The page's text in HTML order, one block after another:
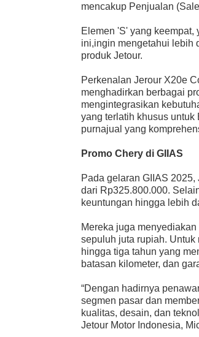
mencakup Penjualan
Elemen 'S' yang
ini,ingin mengetahui lebih
produk Jetour.
Perkenalan Jerour X20e
menghadirkan berbagai
mengintegrasikan
yang terlatih khusus untuk
purnajual yang
Promo Chery di GIIAS
Pada gelaran GIIAS
dari Rp325.800.000.
keuntungan hingga lebih
Mereka juga
sepuluh juta rupiah.
hingga tiga tahun yang
batasan kilometer, dan
“Dengan hadirnya
segmen pasar dan
kualitas, desain, dan
Jetour Motor Indonesia,